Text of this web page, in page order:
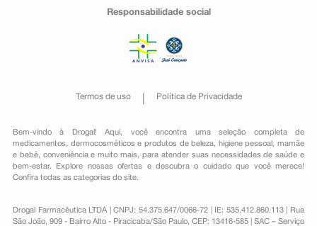
Responsabilidade social
Termos de uso Política de Privacidade
Bem-vindo à Drogal! Aqui, você encontra uma seleção completa de
medicamentos , dermocosméticos e produtos de beleza, higiene pessoal ,mamãe
e bebê, conveniênciae muito mais, para atender suas necessidades de saúde e
bem-estar. Explore nossas ofertas e descubra o cuidado que você merece!
Confira todas as categorias do site.
Drogal Farmacêutica LTDA | CNPJ: 54.375.647/0066-72 | IE: 535.412.860.113 | Rua
São João, 909 - Bairro Alto - Piracicaba/São Paulo, CEP: 13416-585 | SAC – Serviço